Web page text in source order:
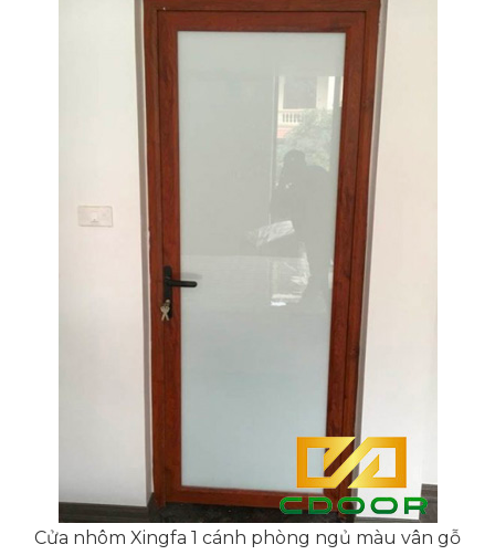
Cửa nhôm Xingfa 1 cánh phòng ngủ màu vân gỗ